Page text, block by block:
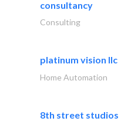
consultancy
Consulting
platinum vision llc
Home Automation
8th street studios